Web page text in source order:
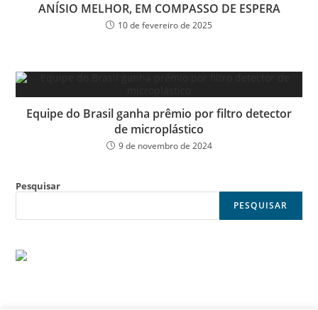
ANÍSIO MELHOR, EM COMPASSO DE ESPERA
10 de fevereiro de 2025
Equipe do Brasil ganha prêmio por filtro detector
de microplástico
9 de novembro de 2024
Pesquisar
PESQUISAR